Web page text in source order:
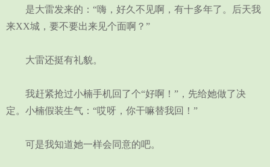
是大雷发来的：“嗨，好久不见啊，有十多年了。后天我
来XX城，要不要出来见个面啊？”
大雷还挺有礼貌。
我赶紧抢过小楠手机回了个“好啊！”，先给她做了决
定。小楠假装生气：“哎呀，你干嘛替我回！”
可是我知道她一样会同意的吧。